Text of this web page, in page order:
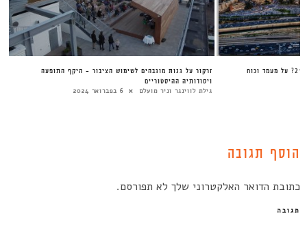
זרקור על גגות מוגבהים לשימוש הציבור – היקף התופעה
ויסודותיה ההיסטוריים
גילת לווינגר וניר מועלם 6 בפברואר 2024
הוסף תגובה
כתובת הדואר האלקטרוני שלך לא תפורסם.
תגובה